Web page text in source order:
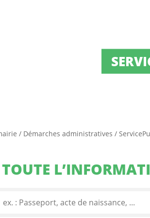
/ Démarches administratives /
TOUTE